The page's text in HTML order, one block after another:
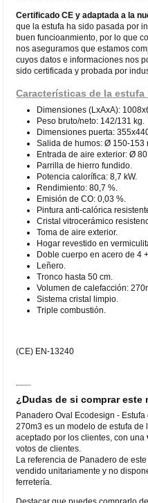
Certificado CEy adaptada a la
que la estufa ha sido pasada por
buen funcioanmiento, por lo que
nos aseguramos que estamos
cuyos datos e informaciones nos
sido certificada y probada por
Características de la
Dimensiones (LxAxA):
Peso bruto/neto: 142/131 kg.
Dimensiones puerta:
Salida de humos: Ø 150-153
Entrada de aire exterior: Ø 80
Parrilla de hierro fundido.
Potencia calorífica: 8,7 kW.
Rendimiento: 80,7 %.
Emisión de CO: 0,03 %.
Pintura anti-calórica
Cristal vitrocerámico
Toma de aire exterior.
Hogar revestido en
Doble cuerpo en acero de 4
Leñero.
Tronco hasta 50 cm.
Volumen de calefacción:
Sistema cristal limpio.
Triple combustión.
(CE) EN-13240
¿Dudas de si comprar este
Panadero Oval Ecodesign -
270m3 es un modelo de estufa
aceptado por los clientes, con una
votos de clientes.
La referencia de Panadero de
vendido unitariamente y no
ferretería.